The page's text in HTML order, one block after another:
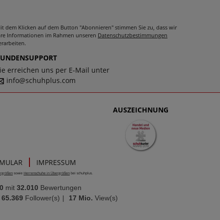
dem Klicken auf dem Button "Abonnieren" stimmen Sie zu, dass wir
Informationen im Rahmen unseren Datenschutzbestimmungen
erreichen uns per E-Mail unter
info@schuhplus.com
AUSZEICHNUNG
IMPRESSUM
sowie Herrenschuhe in Übergrößen bei schuhplus.
mit 32.010 Bewertungen
65.369 Follower(s) | 17 Mio. View(s)